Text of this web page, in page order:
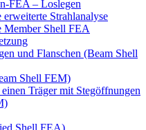
FEA – Loslegen
Strahlanalyse
Member Shell FEA
und Flanschen (Beam Shell
Shell FEM)
Träger mit Stegöffnungen